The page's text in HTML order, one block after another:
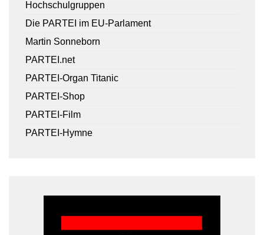
Hochschulgruppen
Die PARTEI im EU-Parlament
Martin Sonneborn
PARTEI.net
PARTEI-Organ Titanic
PARTEI-Shop
PARTEI-Film
PARTEI-Hymne